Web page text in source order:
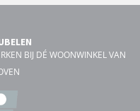
BIJ DÉ WOONWINKEL VAN